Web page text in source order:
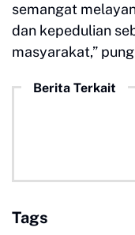
semangat
dan kepedulian
masyarakat,”
Berita Terkait
Tags